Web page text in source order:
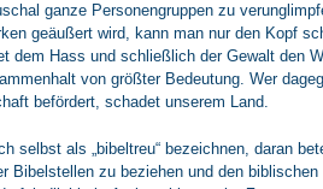
ganze Personengruppen zu
geäußert wird, kann man nur den Kopf
dem Hass und schließlich der Gewalt den
von größter Bedeutung. Wer
befördert, schadet unserem Land.
als „bibeltreu“ bezeichnen, daran
Bibelstellen zu beziehen und den biblischen